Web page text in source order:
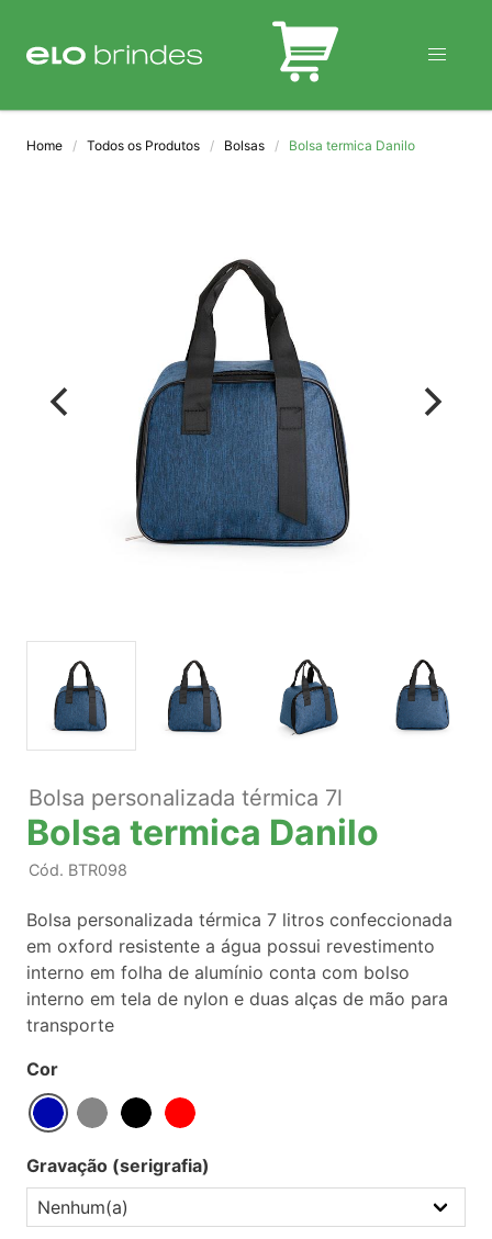
BLOG
Home Todos os Produtos Bolsas Bolsa termica Danilo
Bolsa personalizada térmica 7l
Bolsa termica Danilo
Cód. BTR098
Bolsa personalizada térmica 7 litros confeccionada
em oxford resistente a água possui revestimento
interno em folha de alumínio conta com bolso
interno em tela de nylon e duas alças de mão para
transporte
Cor
Gravação (serigrafia)